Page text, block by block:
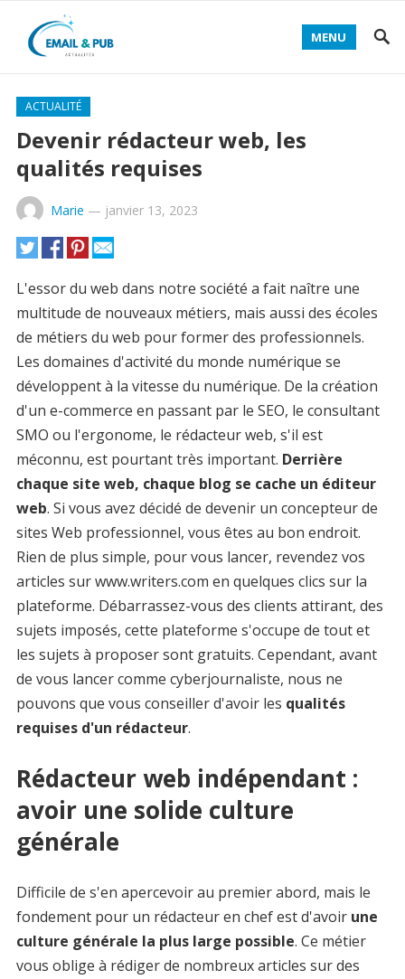
MENU
ACTUALITÉ
Devenir rédacteur web, les
qualités requises
Marie — janvier 13, 2023
L'essor du web dans notre société a fait naître une
multitude de nouveaux métiers, mais aussi des écoles
de métiers du web pour former des professionnels.
Les domaines d'activité du monde numérique se
développent à la vitesse du numérique. De la création
d'un e-commerce en passant par le SEO, le consultant
SMO ou l'ergonome, le rédacteur web, s'il est
méconnu, est pourtant très important. Derrière
chaque site web, chaque blog se cache un éditeur
web. Si vous avez décidé de devenir un concepteur de
sites Web professionnel, vous êtes au bon endroit.
Rien de plus simple, pour vous lancer, revendez vos
articles sur www.writers.com en quelques clics sur la
plateforme. Débarrassez-vous des clients attirant, des
sujets imposés, cette plateforme s'occupe de tout et
les sujets à proposer sont gratuits. Cependant, avant
de vous lancer comme cyberjournaliste, nous ne
pouvons que vous conseiller d'avoir les qualités
requises d'un rédacteur.
Rédacteur web indépendant :
avoir une solide culture
générale
Difficile de s'en apercevoir au premier abord, mais le
fondement pour un rédacteur en chef est d'avoir une
culture générale la plus large possible. Ce métier
vous oblige à rédiger de nombreux articles sur des